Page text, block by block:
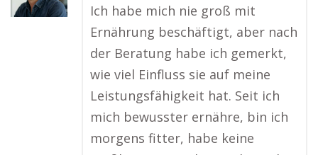
Ich habe mich nie groß mit
Ernährung beschäftigt, aber nach
der Beratung habe ich gemerkt,
wie viel Einfluss sie auf meine
Leistungsfähigkeit hat. Seit ich
mich bewusster ernähre, bin ich
morgens fitter, habe keine